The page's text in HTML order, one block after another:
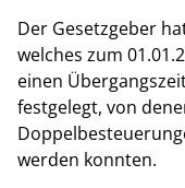
Der Gesetzgeber
welches zum
einen
festgelegt, von
werden konnten.